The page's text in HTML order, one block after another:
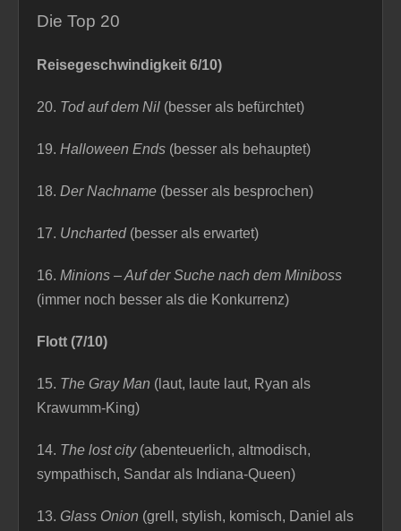
Die Top 20
Reisegeschwindigkeit 6/10)
20. Tod auf dem Nil (besser als befürchtet)
19. Halloween Ends (besser als behauptet)
18. Der Nachname (besser als besprochen)
17. Uncharted(besser als erwartet)
16. Minions – Auf der Suche nach dem Miniboss
(immer noch besser als die Konkurrenz)
Flott (7/10)
15. The Gray Man (laut, laute laut, Ryan als
Krawumm-King)
14. The lost city (abenteuerlich, altmodisch,
sympathisch, Sandar als Indiana-Queen)
13. Glass Onion (grell, stylish, komisch, Daniel als